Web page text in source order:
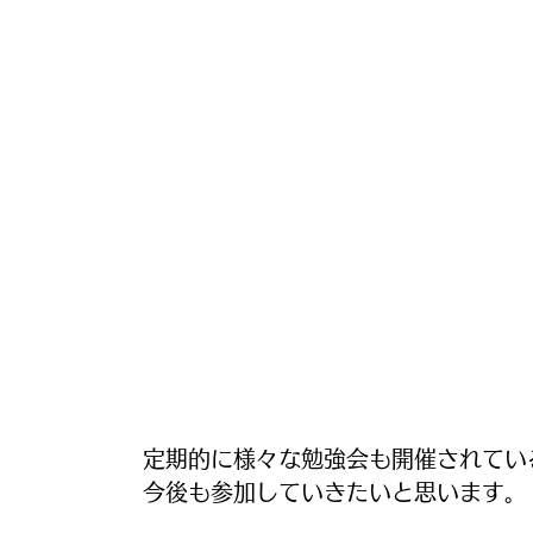
定期的に様々な勉強会も開催されてい
今後も参加していきたいと思います。